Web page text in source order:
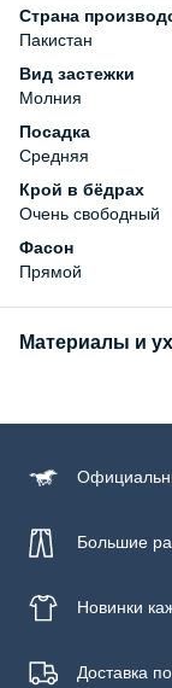
Страна
Пакистан
Вид застежки
Молния
Посадка
Средняя
Крой в бёдрах
Очень свободный
Фасон
Прямой
Материалы и
99% хлопок, 1%
Бережная стирка
запрещена,
Большие
Новинки
Доставка